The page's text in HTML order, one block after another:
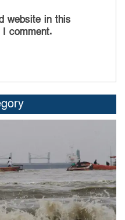
website in this
comment.